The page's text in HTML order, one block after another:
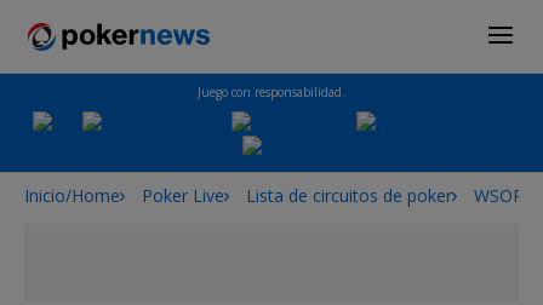
Juego con responsabilidad.
Inicio/Home Poker Live Lista de circuitos de poker WSOP